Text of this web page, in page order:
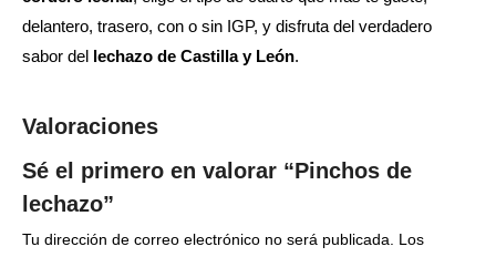
delantero, trasero, con o sin IGP, y disfruta del verdadero
sabor del lechazo de Castilla y León.
Valoraciones
Sé el primero en valorar “Pinchos de
lechazo”
Tu dirección de correo electrónico no será publicada.
Los